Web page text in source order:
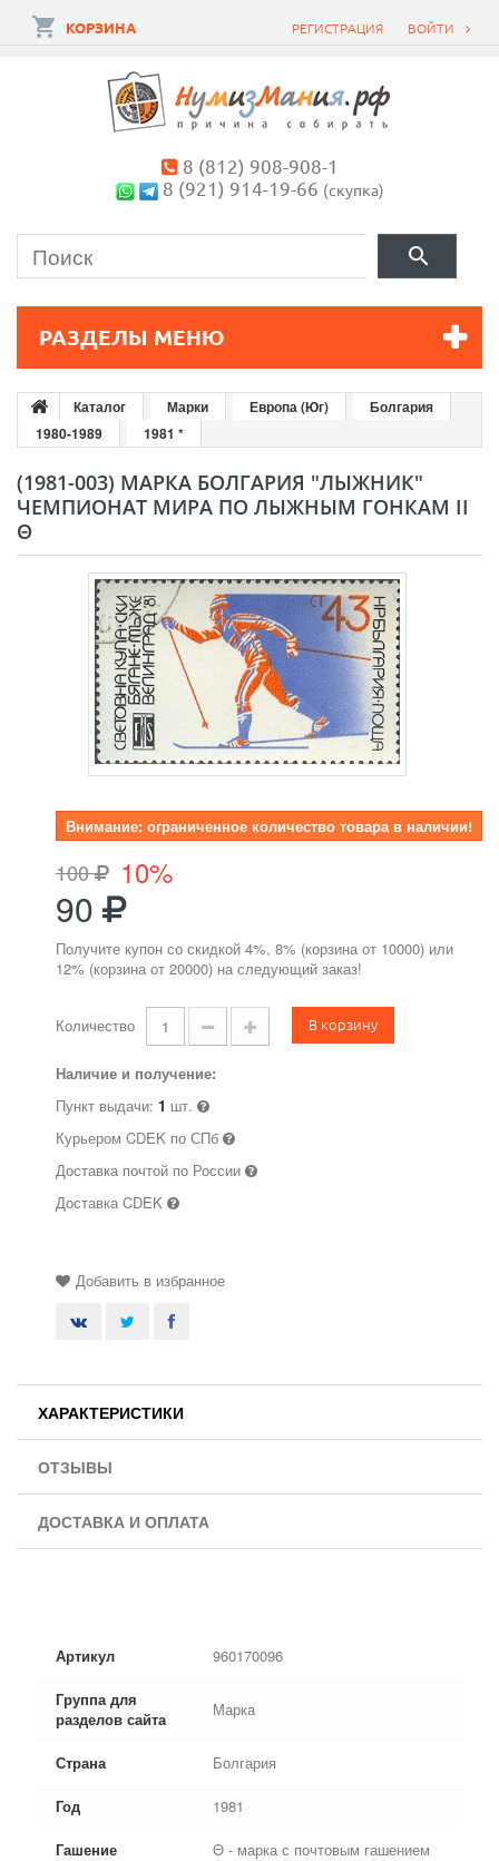
ВОЙТИ
РЕГИСТРАЦИЯ
КОРЗИНА
8 (812) 908-908-1
8 (921) 914-19-66 (скупка)
РАЗДЕЛЫ МЕНЮ
Каталог Марки Европа (Юг)
Болгария
1980-1989
1981 *
(1981-003) МАРКА БОЛГАРИЯ "ЛЫЖНИК"
ЧЕМПИОНАТ МИРА ПО ЛЫЖНЫМ ГОНКАМ II
Θ
Внимание: ограниченное количество товара в наличии!
100 10%
90
Получите купон со скидкой 4%, 8% (корзина от 10000) или
12% (корзина от 20000) на следующий заказ!
Количество В корзину
Наличие и получение:
Пункт выдачи: 1 шт.
Курьером CDEK по СПб
Доставка почтой по России
Доставка CDEK
Добавить в избранное
ХАРАКТЕРИСТИКИ
ОТЗЫВЫ
ДОСТАВКА И ОПЛАТА
Артикул 960170096
Группа для
разделов сайта
Марка
Страна Болгария
Год 1981
Гашение Θ - марка с почтовым гашением